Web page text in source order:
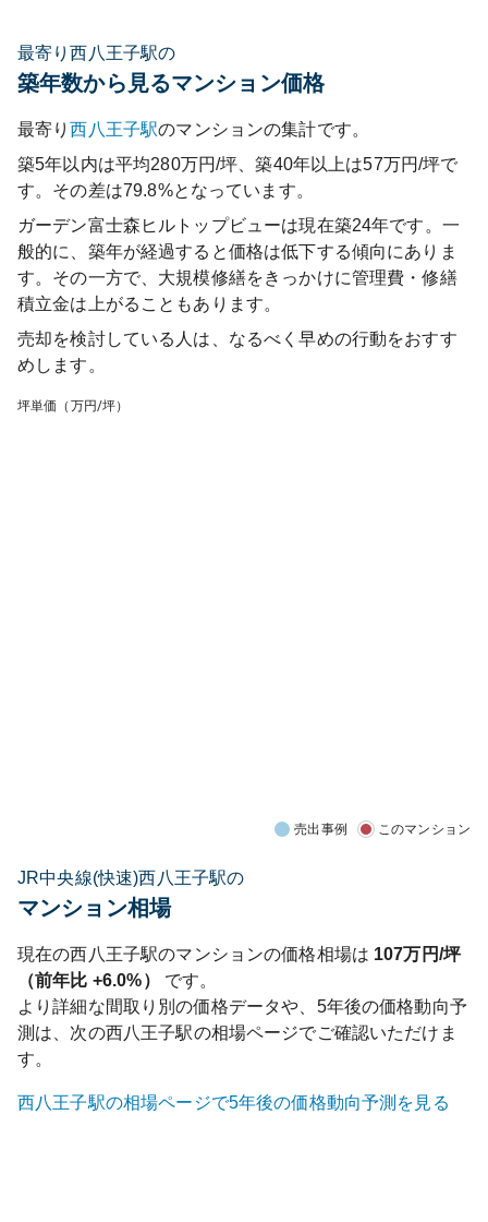
最寄り西八王子駅の
築年数から見るマンション価格
最寄り西八王子駅のマンションの集計です。
築5年以内は平均280万円/坪、築40年以上は57万円/坪で
す。その差は79.8%となっています。
ガーデン富士森ヒルトップビューは現在築24年です。一
般的に、築年が経過すると価格は低下する傾向にありま
す。その一方で、大規模修繕をきっかけに管理費・修繕
積立金は上がることもあります。
売却を検討している人は、なるべく早めの行動をおすす
めします。
坪単価（万円/坪）
売出事例 このマンション
JR中央線(快速)西八王子駅の
マンション相場
現在の西八王子駅のマンションの価格相場は 107万円/坪
（前年比 +6.0%）
です。
より詳細な間取り別の価格データや、5年後の価格動向予
測は、次の西八王子駅の相場ページでご確認いただけま
す。
西八王子駅の相場ページで5年後の価格動向予測を見る